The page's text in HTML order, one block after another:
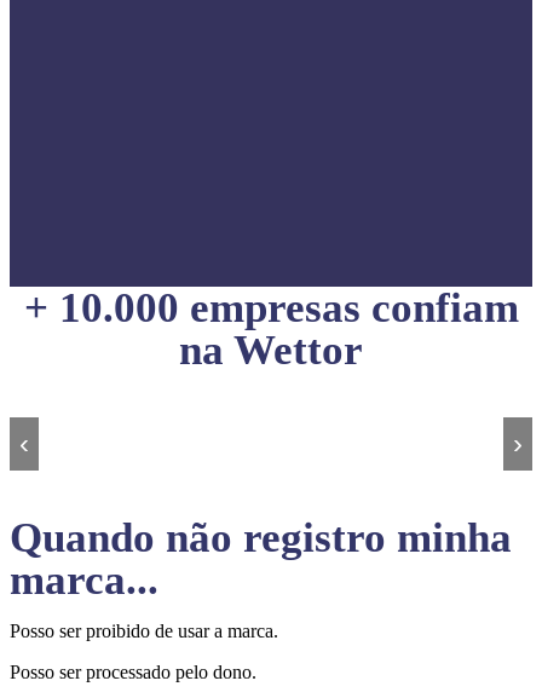
+ 10.000 empresas confiam
na Wettor
‹ ›
Quando não registro minha
marca...
Posso ser proibido de usar a marca.
Posso ser processado pelo dono.